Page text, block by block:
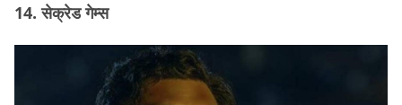
14. सेक्रेड गेम्स